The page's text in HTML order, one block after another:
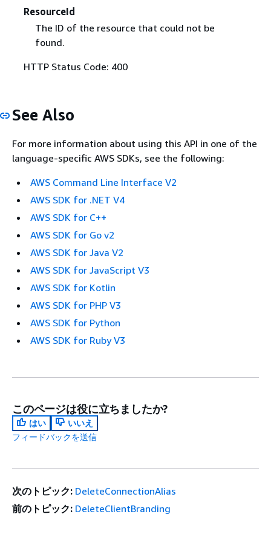
ResourceId
The ID of the resource that could not be
found.
HTTP Status Code: 400
See Also
For more information about using this API in one of the
language-specific AWS SDKs, see the following:
AWS Command Line Interface V2
AWS SDK for .NET V4
AWS SDK for C++
AWS SDK for Go v2
AWS SDK for Java V2
AWS SDK for JavaScript V3
AWS SDK for Kotlin
AWS SDK for PHP V3
AWS SDK for Python
AWS SDK for Ruby V3
このページは役に立ちましたか?
はい
いいえ
フィードバックを送信
次のトピック: DeleteConnectionAlias
前のトピック: DeleteClientBranding